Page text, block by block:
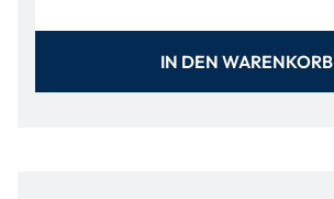
IN DEN WARENKORB